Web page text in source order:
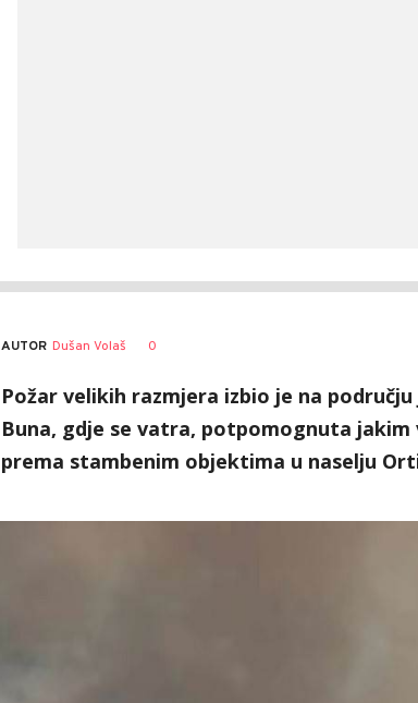
AUTOR Dušan Volaš 0
Požar velikih razmjera izbio je na
Buna, gdje se vatra, potpomognuta
prema stambenim objektima u naselju